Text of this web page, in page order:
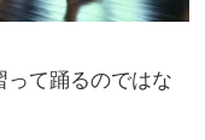
って踊るのではな